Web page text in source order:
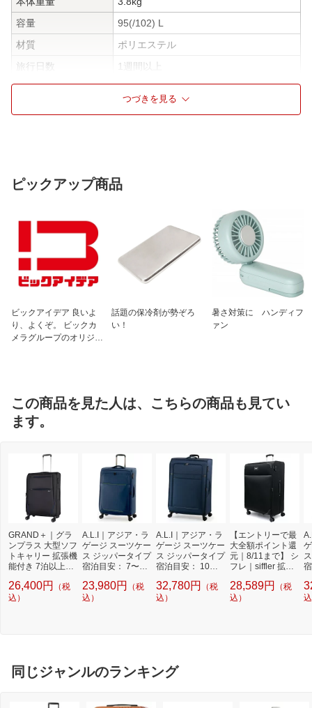
容量
95(/102) L
材質
ポリエステル
旅行日数
1週間以上
TSAロック
TSAロック搭載
は、旅先で吊るして使用可能。
つづきを見る
ピックアップ商品
ビックアイデア 良いよ
り、よくぞ。 ビックカ
メラグループのオリジナ
話題の保冷剤が勢ぞろ
い！
暑さ対策に ハンディフ
ァン
この商品を見た人は、こちらの商品も見てい
ます。
GRAND＋｜グラ
ンプラス 大型ソフ
トキャリー 拡張機
能付き 7泊以上に
2L】 ブラック/ブ
ルー 62-86992 [T
26,400円
（税
込）
A.L.I｜アジア・ラ
ゲージ スーツケー
ス ジッパータイプ
宿泊目安： 7〜9
ダブルキャスター
TRIPLAYER ネイ
23,980円
（税
込）
A.L.I｜アジア・ラ
ゲージ スーツケー
ス ジッパータイプ
宿泊目安： 10日
可能 ダブルキャス
ター TRIPLAYER
32,780円
（税
込）
【エントリーで最
大全額ポイント還
元｜8/11まで】 シ
フレ｜siffler 拡張
LLサイズ ブラッ
ク ESC3119-83
28,589円
（税
込）
同じジャンルのランキング